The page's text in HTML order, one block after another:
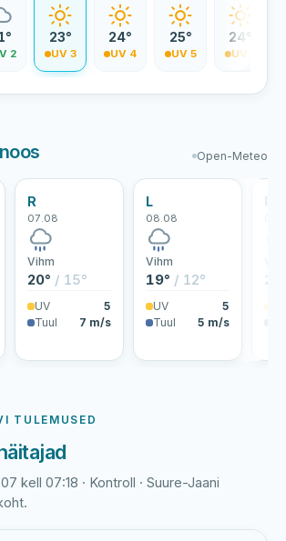
2
23°
UV 3
24°
UV 4
25°
UV 5
24°
UV 5
Open-Meteo
R
07.08
Vihm
20° / 15°
UV
5
Tuul
7 m/s
L
08.08
Vihm
19° / 12°
UV
5
Tuul
5 m/s
P
TULEMUSED
kell 07:18 · Kontroll · Suure-Jaani